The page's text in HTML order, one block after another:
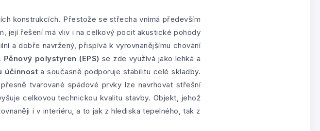
konstrukcích. Přestože se střecha vnímá především
její řešení má vliv i na celkový pocit akustické pohody
a dobře navržený, přispívá k vyrovnanějšímu chování
Pěnový polystyren (EPS) se zde využívá jako lehká a
účinnost a současně podporuje stabilitu celé skladby.
tvarované spádové prvky lze navrhovat střešní
celkovou technickou kvalitu stavby. Objekt, jehož
i v interiéru, a to jak z hlediska tepelného, tak z